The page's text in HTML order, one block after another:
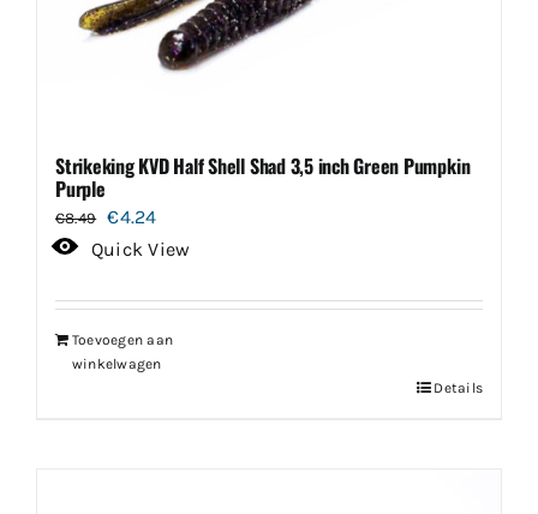
Strikeking KVD Half Shell Shad 3,5 inch Green Pumpkin
Purple
€8.49 Oorspronkelijke
prijs
€8.49.
€4.24Huidige
prijs
€4.24.
Quick View
Toevoegen aan
winkelwagen
Details